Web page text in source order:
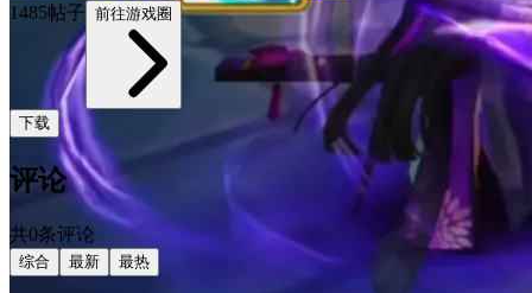
1485帖子 前往游戏圈
下载
评论
共0条评论
综合 最新 最热